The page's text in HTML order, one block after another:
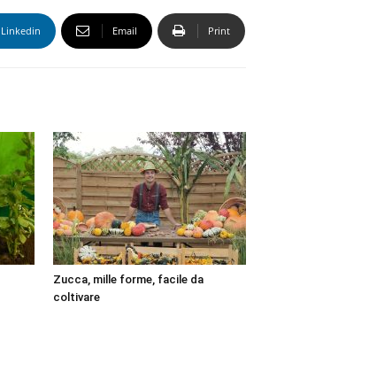
Linkedin Email Print
Zucca, mille forme, facile da
coltivare